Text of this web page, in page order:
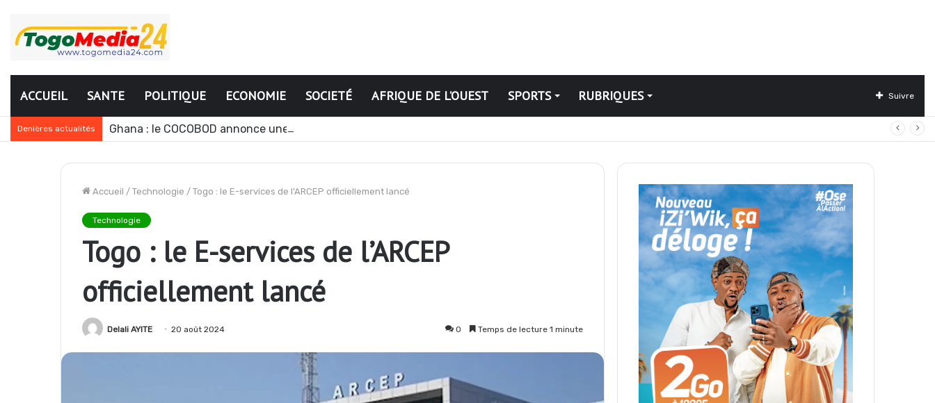
ACCUEIL SANTE POLITIQUE ECONOMIE SOCIETÉ AFRIQUE DE L’OUEST SPORTS RUBRIQUES Suivre
Denières actualités Ghana : le COCOBOD annonce une baisse de la production de cacao pour la campagne 2026-2027
Accueil / Technologie / Togo : le E-services de l’ARCEP officiellement lancé
Technologie
Togo : le E-services de l’ARCEP
officiellement lancé
Delali AYITE 20 août 2024 0 Temps de lecture 1 minute